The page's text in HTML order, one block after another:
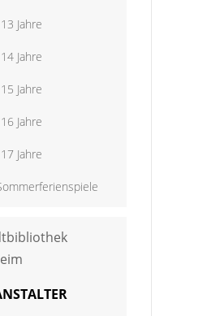
13 Jahre
14 Jahre
15 Jahre
16 Jahre
17 Jahre